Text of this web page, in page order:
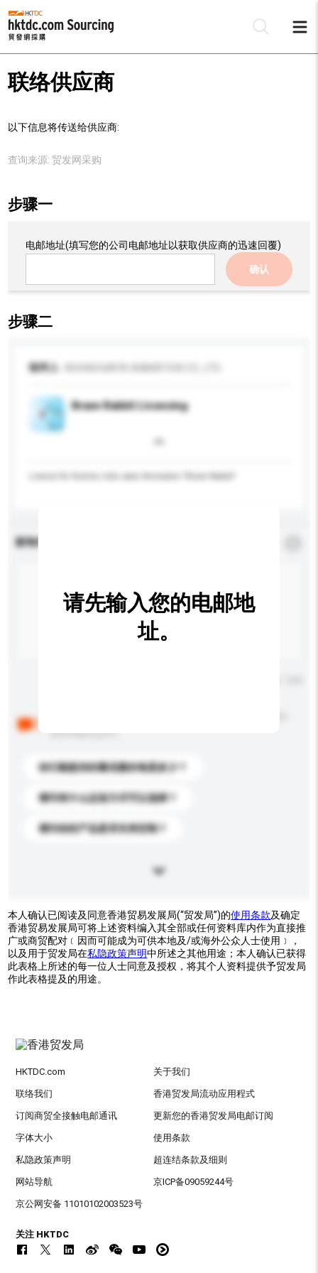
联络供应商
以下信息将传送给供应商:
查询来源: 贸发网采购
步骤一
电邮地址(填写您的公司电邮地址以获取供应商的迅速回覆)
确认
步骤二
收件人
Brave Rabbit Licensing
查询内容
你的询盘信息中。
你们能提供的最优惠价格是多少？
请问有什么运送方式可以选择？
请问你的产品是否支持定制？
请先输入您的电邮地
址。
本人确认已阅读及同意香港贸易发展局(“贸发局”)的使用条款及确定
香港贸易发展局可将上述资料编入其全部或任何资料库内作为直接推
广或商贸配对﹝因而可能成为可供本地及/或海外公众人士使用﹞，
以及用于贸发局在私隐政策声明中所述之其他用途；本人确认已获得
此表格上所述的每一位人士同意及授权，将其个人资料提供予贸发局
作此表格提及的用途。
HKTDC.com 关于我们
联络我们 香港贸发局流动应用程式
订阅商贸全接触电邮通讯 更新您的香港贸发局电邮订阅
字体大小 使用条款
私隐政策声明 超连结条款及细则
网站导航 京ICP备09059244号
京公网安备 11010102003523号
关注 HKTDC